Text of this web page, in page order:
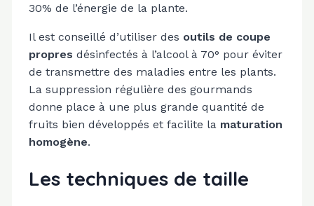
30% de l’énergie de la plante.
Il est conseillé d’utiliser des outils de coupe
propres désinfectés à l’alcool à 70° pour éviter
de transmettre des maladies entre les plants.
La suppression régulière des gourmands
donne place à une plus grande quantité de
fruits bien développés et facilite la maturation
homogène.
Les techniques de taille